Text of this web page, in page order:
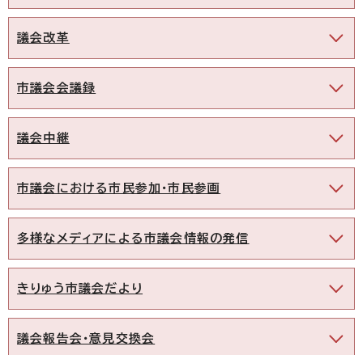
議会改革
市議会会議録
議会中継
市議会における市民参加・市民参画
多様なメディアによる市議会情報の発信
きりゅう市議会だより
議会報告会・意見交換会